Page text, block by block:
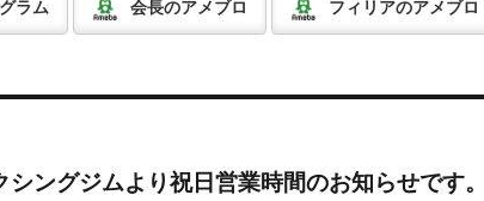
ラム 会長のアメブロ フィリアのアメブロ
シングジムより祝日営業時間のお知らせです。